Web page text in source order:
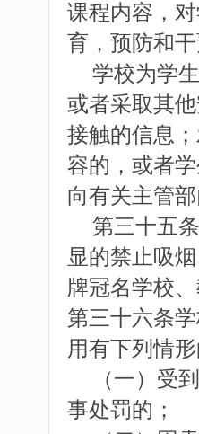
课程内容，
育，预防和
学校为学生
或者采取其
接触的信息
容的，或者
向有关主管
第三十五条
显的禁止吸
牌冠名学校
第三十六条
用有下列情
（一）受到
事处罚的；